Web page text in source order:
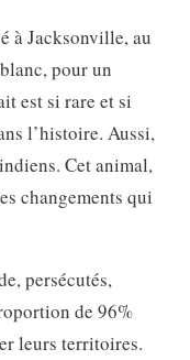
à Jacksonville, au
pour un
est si rare et si
l’histoire. Aussi,
Cet animal,
changements qui
persécutés,
de 96%
leurs territoires.